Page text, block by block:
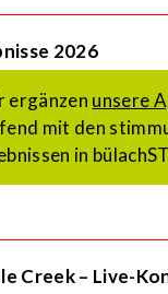
2026
ergänzen unsere
mit den
in
Creek – Live-